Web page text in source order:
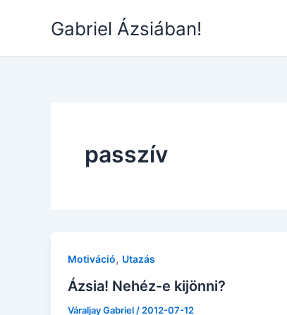
Gabriel Ázsiában!
passzív
Motiváció, Utazás
Ázsia! Nehéz-e kijönni?
Váraljay Gabriel / 2012-07-12